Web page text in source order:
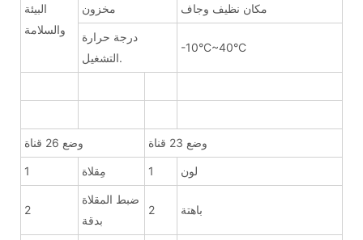
البيئة
والسلامة
مخزون مكان نظيف وجاف
درجة حرارة
التشغيل.
-10°C~40°C
وضع 26 قناة وضع 23 قناة
1 مِقلاة 1 لون
2
ضبط المقلاة
بدقة
2 باهتة